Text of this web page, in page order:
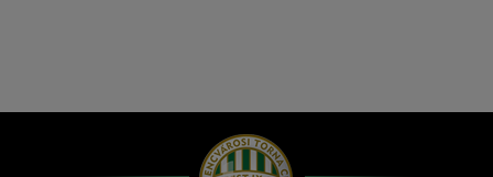
Hírek